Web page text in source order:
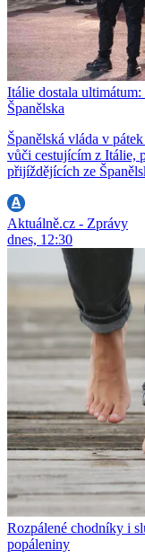
Itálie dostala
Španělska
Španělská vláda v
vůči cestujícím z Itálie,
přijíždějících ze
Aktuálně.cz - Zprávy
dnes, 12:30
Rozpálené chodníky i
popáleniny